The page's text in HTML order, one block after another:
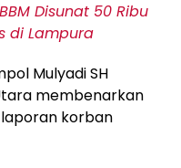
Disunat 50 Ribu
di Lampura
Mulyadi SH
membenarkan
korban